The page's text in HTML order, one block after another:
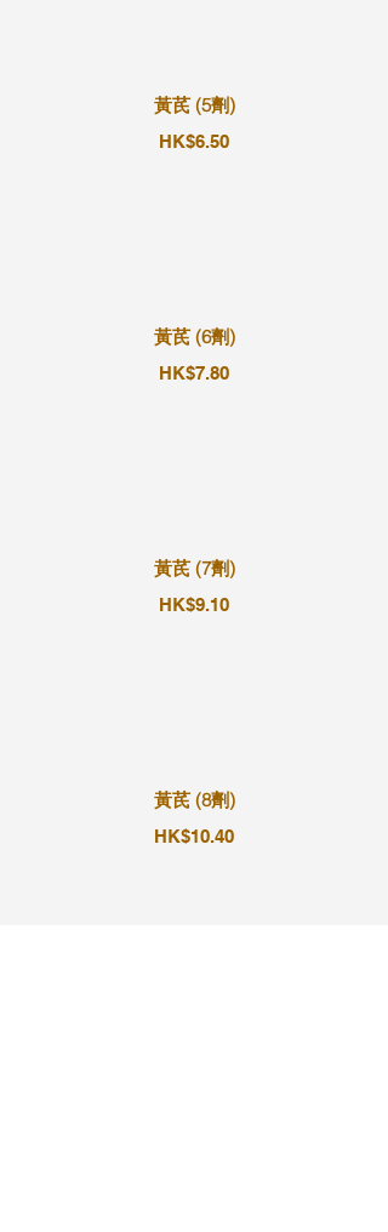
黃芪 (5劑)
HK$6.50
黃芪 (6劑)
HK$7.80
黃芪 (7劑)
HK$9.10
黃芪 (8劑)
HK$10.40